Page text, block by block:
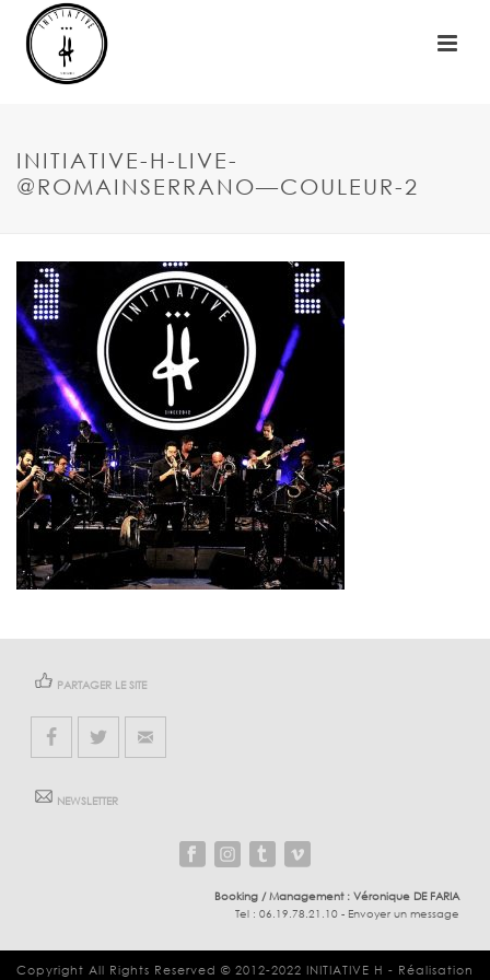
INITIATIVE-H-LIVE-
@ROMAINSERRANO—COULEUR-2
PARTAGER LE SITE
NEWSLETTER
Booking / Management : Véronique DE FARIA
Tel : 06.19.78.21.10- Envoyer un message
Copyright All Rights Reserved © 2012-2022 INITIATIVE H - Réalisation